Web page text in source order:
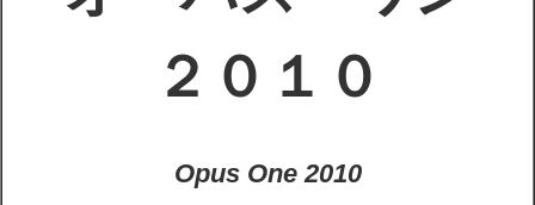
メルマガ登録
２０１０
Opus One 2010